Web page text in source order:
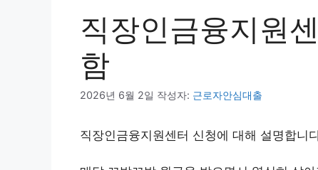
직장인금융지원
함
2026년 6월 2일 작성자: 근로자안심대출
직장인금융지원센터 신청에 대해 설명합니